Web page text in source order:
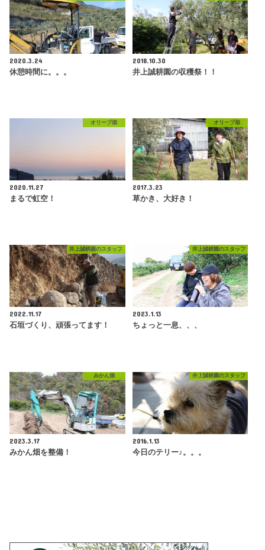
2020.3.24
休憩時間に。。。
2018.10.30
井上誠耕園の収穫祭！！
オリーブ畑
2020.11.27
まるで虹空！
オリーブ畑
2017.3.23
草かき、大好き！
井上誠耕園のスタッフ
2022.11.17
石垣づくり、頑張ってます！
井上誠耕園のスタッフ
2023.1.13
ちょっと一息、、、
みかん畑
2023.3.17
みかん畑を整備！
井上誠耕園のスタッフ
2016.1.13
今日のテリー♪。。。